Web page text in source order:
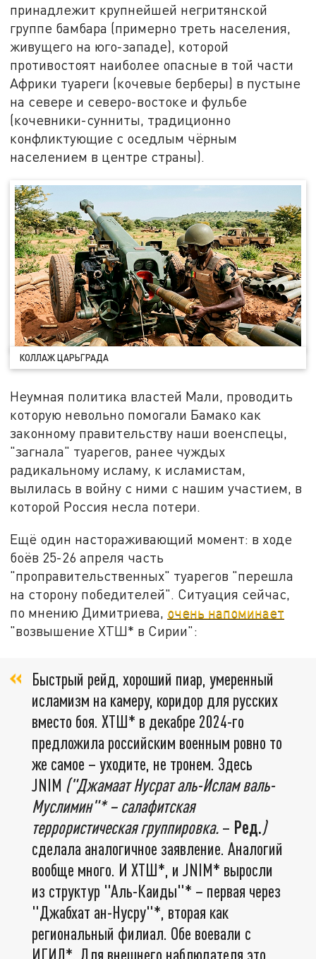
принадлежит крупнейшей негритянской
группе бамбара (примерно треть населения,
живущего на юго-западе), которой
противостоят наиболее опасные в той части
Африки туареги (кочевые берберы) в пустыне
на севере и северо-востоке и фульбе
(кочевники-сунниты, традиционно
конфликтующие с оседлым чёрным
населением в центре страны).
КОЛЛАЖ ЦАРЬГРАДА
Неумная политика властей Мали, проводить
которую невольно помогали Бамако как
законному правительству наши военспецы,
"загнала" туарегов, ранее чуждых
радикальному исламу, к исламистам,
вылилась в войну с ними с нашим участием, в
которой Россия несла потери.
Ещё один настораживающий момент: в ходе
боёв 25-26 апреля часть
"проправительственных" туарегов "перешла
на сторону победителей". Ситуация сейчас,
по мнению Димитриева, очень напоминает
"возвышение ХТШ* в Сирии":
Быстрый рейд, хороший пиар, умеренный
исламизм на камеру, коридор для русских
вместо боя. ХТШ* в декабре 2024-го
предложила российским военным ровно то
же самое – уходите, не тронем. Здесь
JNIM ("Джамаат Нусрат аль-Ислам валь-
Муслимин"* – салафитская
террористическая группировка. – Ред.)
сделала аналогичное заявление. Аналогий
вообще много. И ХТШ*, и JNIM* выросли
из структур "Аль-Каиды"* – первая через
"Джабхат ан-Нусру"*, вторая как
региональный филиал. Обе воевали с
ИГИЛ*. Для внешнего наблюдателя это